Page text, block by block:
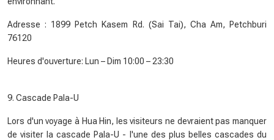
Adresse : 1899 Petch Kasem Rd. (Sai Tai), Cha Am, Petchburi
76120
Heures d'ouverture: Lun – Dim 10:00 – 23:30
9. Cascade Pala-U
Lors d'un voyage à Hua Hin, les visiteurs ne devraient pas manquer
de visiter la cascade Pala-U - l'une des plus belles cascades du